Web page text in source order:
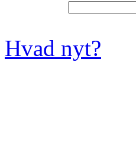
Hvad nyt?